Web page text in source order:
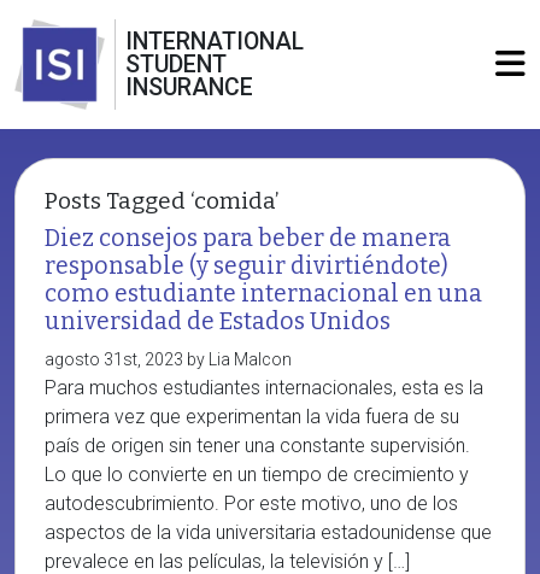
INTERNATIONAL
STUDENT
INSURANCE
Posts Tagged ‘comida’
Diez consejos para beber de manera
responsable (y seguir divirtiéndote)
como estudiante internacional en una
universidad de Estados Unidos
agosto 31st, 2023 by Lia Malcon
Para muchos estudiantes internacionales, esta es la
primera vez que experimentan la vida fuera de su
país de origen sin tener una constante supervisión.
Lo que lo convierte en un tiempo de crecimiento y
autodescubrimiento. Por este motivo, uno de los
aspectos de la vida universitaria estadounidense que
prevalece en las películas, la televisión y […]